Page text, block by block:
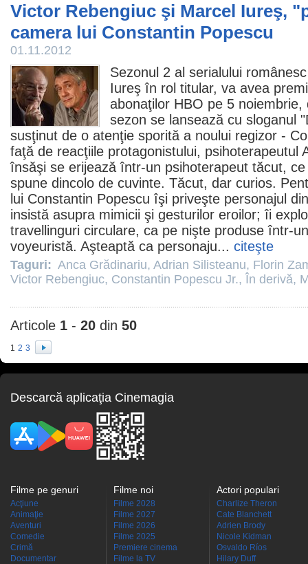
Victor Rebengiuc şi Marcel Iureş,
camera lui Constantin Popescu
01.11.2012
Sezonul 2 al serialului
Iureş în rol titular, va avea
abonaţilor HBO pe 5
sezon se lansează cu sloganul
susţinut de o atenţie sporită a noului regizor -
faţă de reacţiile protagonistului, psihoterapeutul
însăşi se erijează într-un psihoterapeut tăcut,
spune dincolo de cuvinte. Tăcut, dar curios.
lui Constantin Popescu îşi priveşte personajul
insistă asupra mimicii şi gesturilor eroilor; îi
travellinguri circulare, ca pe nişte produse într-
voyeuristă. Aşteaptă ca personaju... citeşte
Taguri: Anca Grădinariu, Adrian Silisteanu, Florin
Victor Rebengiuc, Constantin Popescu Jr., În derivă,
Articole 1 - 20 din 50
1 2 3
Descarcă aplicaţia Cinemagia
Filme pe genuri
Acţiune
Animaţie
Aventuri
Comedie
Crimă
Documentar
Filme noi
Filme 2028
Filme 2027
Filme 2026
Filme 2025
Premiere cinema
Filme la TV
Actori populari
Charlize Theron
Cate Blanchett
Adrien Brody
Nicole Kidman
Osvaldo Ríos
Hilary Duff